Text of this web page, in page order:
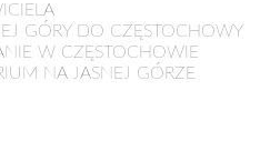
GÓRY DO CZĘSTOCHOWY
W CZĘSTOCHOWIE
NA JASNEJ GÓRZE